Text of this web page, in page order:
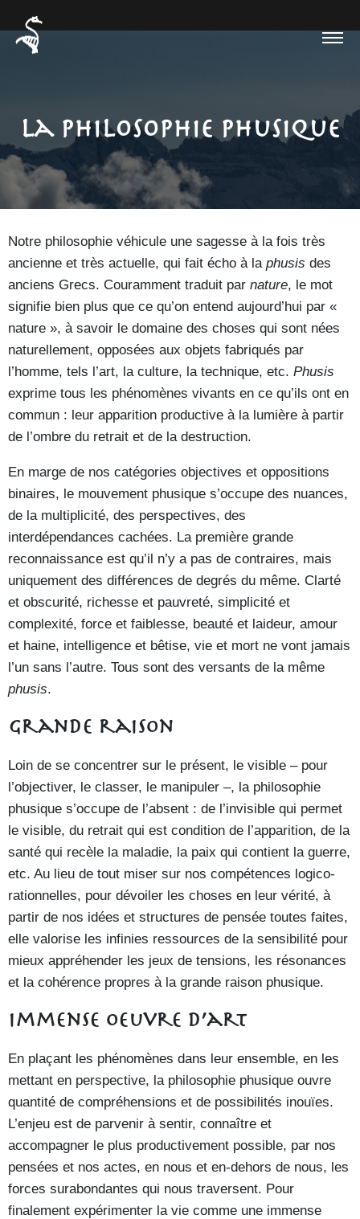
La philosophie phusique
Notre philosophie véhicule une sagesse à la fois très
ancienne et très actuelle, qui fait écho à la phusis des
anciens Grecs. Couramment traduit par nature, le mot
signifie bien plus que ce qu’on entend aujourd’hui par «
nature », à savoir le domaine des choses qui sont nées
naturellement, opposées aux objets fabriqués par
l’homme, tels l’art, la culture, la technique, etc. Phusis
exprime tous les phénomènes vivants en ce qu’ils ont en
commun : leur apparition productive à la lumière à partir
de l’ombre du retrait et de la destruction.
En marge de nos catégories objectives et oppositions
binaires, le mouvement phusique s’occupe des nuances,
de la multiplicité, des perspectives, des
interdépendances cachées. La première grande
reconnaissance est qu’il n’y a pas de contraires, mais
uniquement des différences de degrés du même. Clarté
et obscurité, richesse et pauvreté, simplicité et
complexité, force et faiblesse, beauté et laideur, amour
et haine, intelligence et bêtise, vie et mort ne vont jamais
l’un sans l’autre. Tous sont des versants de la même
phusis.
Grande raison
Loin de se concentrer sur le présent, le visible – pour
l’objectiver, le classer, le manipuler –, la philosophie
phusique s’occupe de l’absent : de l’invisible qui permet
le visible, du retrait qui est condition de l’apparition, de la
santé qui recèle la maladie, la paix qui contient la guerre,
etc. Au lieu de tout miser sur nos compétences logico-
rationnelles, pour dévoiler les choses en leur vérité, à
partir de nos idées et structures de pensée toutes faites,
elle valorise les infinies ressources de la sensibilité pour
mieux appréhender les jeux de tensions, les résonances
et la cohérence propres à la grande raison phusique.
Immense oeuvre d’art
En plaçant les phénomènes dans leur ensemble, en les
mettant en perspective, la philosophie phusique ouvre
quantité de compréhensions et de possibilités inouïes.
L’enjeu est de parvenir à sentir, connaître et
accompagner le plus productivement possible, par nos
pensées et nos actes, en nous et en-dehors de nous, les
forces surabondantes qui nous traversent. Pour
finalement expérimenter la vie comme une immense